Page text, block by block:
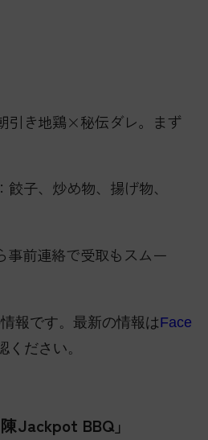
引き地鶏×秘伝ダレ。まず
餃子、炒め物、揚げ物、
事前連絡で受取もスムー
報です。最新の情報はFace
ください。
Jackpot BBQ」